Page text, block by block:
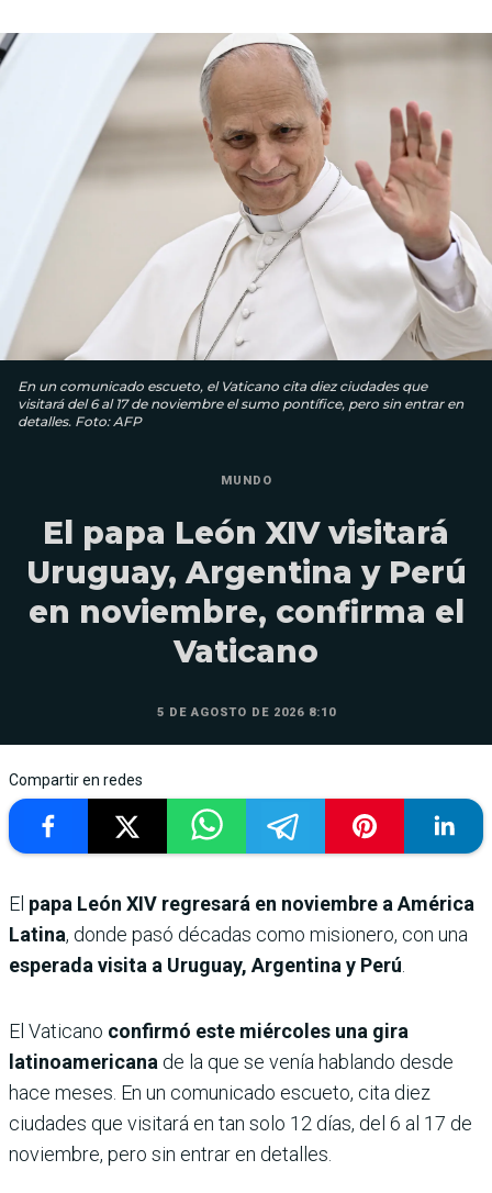
En un comunicado escueto, el Vaticano cita diez ciudades que
visitará del 6 al 17 de noviembre el sumo pontífice, pero sin entrar en
detalles. Foto: AFP
MUNDO
El papa León XIV visitará
Uruguay, Argentina y Perú
en noviembre, confirma el
Vaticano
5 DE AGOSTO DE 2026 8:10
Compartir en redes
El papa León XIV regresará en noviembre a América
Latina, donde pasó décadas como misionero, con una
esperada visita a Uruguay, Argentina y Perú.
El Vaticano confirmó este miércoles una gira
latinoamericana de la que se venía hablando desde
hace meses. En un comunicado escueto, cita diez
ciudades que visitará en tan solo 12 días, del 6 al 17 de
noviembre, pero sin entrar en detalles.